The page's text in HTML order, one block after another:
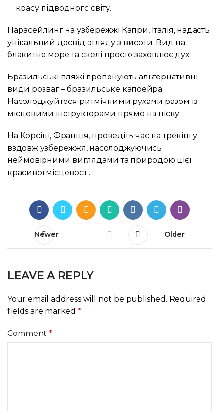
красу підводного світу.
Парасейлинг на узбережжі Капри, Італія, надасть
унікальний досвід огляду з висоти. Вид на
блакитне море та скелі просто захоплює дух.
Бразильські пляжі пропонують альтернативні
види розваг – бразильське капоейра.
Насолоджуйтеся ритмічними рухами разом із
місцевими інструкторами прямо на піску.
На Корсіці, Франція, проведіть час на трекінгу
вздовж узбережжя, насолоджуючись
неймовірними виглядами та природою цієї
красивої місцевості.
Newer Older
LEAVE A REPLY
Your email address will not be published. Required
fields are marked *
Comment *